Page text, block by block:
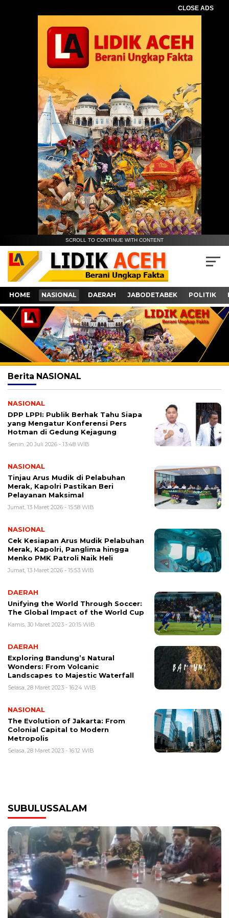
CLOSE ADS
SCROLL TO CONTINUE WITH CONTENT
HOME NASIONAL DAERAH JABODETABEK POLITIK
Berita NASIONAL
NASIONAL
DPP LPPI: Publik Berhak Tahu Siapa
yang Mengatur Konferensi Pers
Hotman di Gedung Kejagung
Senin, 20 Juli 2026 - 13:48 WIB
NASIONAL
Tinjau Arus Mudik di Pelabuhan
Merak, Kapolri Pastikan Beri
Pelayanan Maksimal
Jumat, 13 Maret 2026 - 15:58 WIB
NASIONAL
Cek Kesiapan Arus Mudik Pelabuhan
Merak, Kapolri, Panglima hingga
Menko PMK Patroli Naik Heli
Jumat, 13 Maret 2026 - 15:53 WIB
DAERAH
Unifying the World Through Soccer:
The Global Impact of the World Cup
Kamis, 30 Maret 2023 - 20:15 WIB
DAERAH
Exploring Bandung’s Natural
Wonders: From Volcanic
Landscapes to Majestic Waterfall
Selasa, 28 Maret 2023 - 16:24 WIB
NASIONAL
The Evolution of Jakarta: From
Colonial Capital to Modern
Metropolis
Selasa, 28 Maret 2023 - 16:12 WIB
SUBULUSSALAM